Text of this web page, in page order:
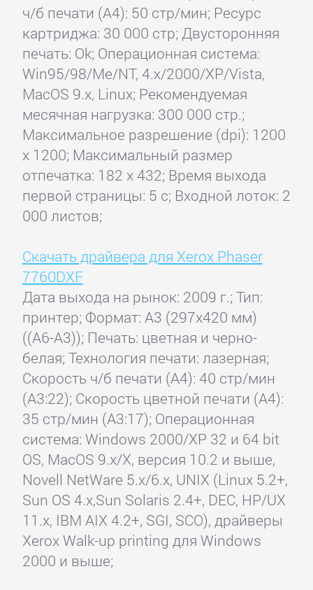
ч/б печати (А4): 50 стр/мин; Ресурс
картриджа: 30 000 стр; Двусторонняя
печать: Ok; Операционная система:
Win95/98/Me/NT, 4.x/2000/XP/Vista,
MacOS 9.x, Linux; Рекомендуемая
месячная нагрузка: 300 000 стр.;
Максимальное разрешение (dpi): 1200
x 1200; Максимальный размер
отпечатка: 182 x 432; Время выхода
первой страницы: 5 с; Входной лоток: 2
000 листов;
Скачать драйвера для Xerox Phaser
7760DXF
Дата выхода на рынок: 2009 г.; Тип:
принтер; Формат: A3 (297x420 мм)
((A6-A3)); Печать: цветная и черно-
белая; Технология печати: лазерная;
Скорость ч/б печати (А4): 40 стр/мин
(A3:22); Скорость цветной печати (А4):
35 стр/мин (A3:17); Операционная
система: Windows 2000/XP 32 и 64 bit
OS, MacOS 9.x/X, версия 10.2 и выше,
Novell NetWare 5.x/6.x, UNIX (Linux 5.2+,
Sun OS 4.x,Sun Solaris 2.4+, DEC, HP/UX
11.x, IBM AIX 4.2+, SGI, SCO), драйверы
Xerox Walk-up printing для Windows
2000 и выше;